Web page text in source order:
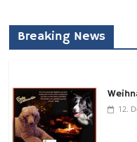
Breaking News
12.